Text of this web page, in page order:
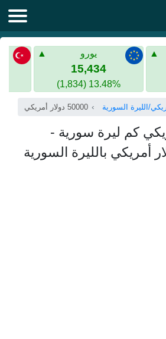
يورو
15,434
13.48% (1,834)
الليرة السورية 50000 دولار أمريكي
أمريكي كم ليرة سورية -
أمريكي بالليرة السورية